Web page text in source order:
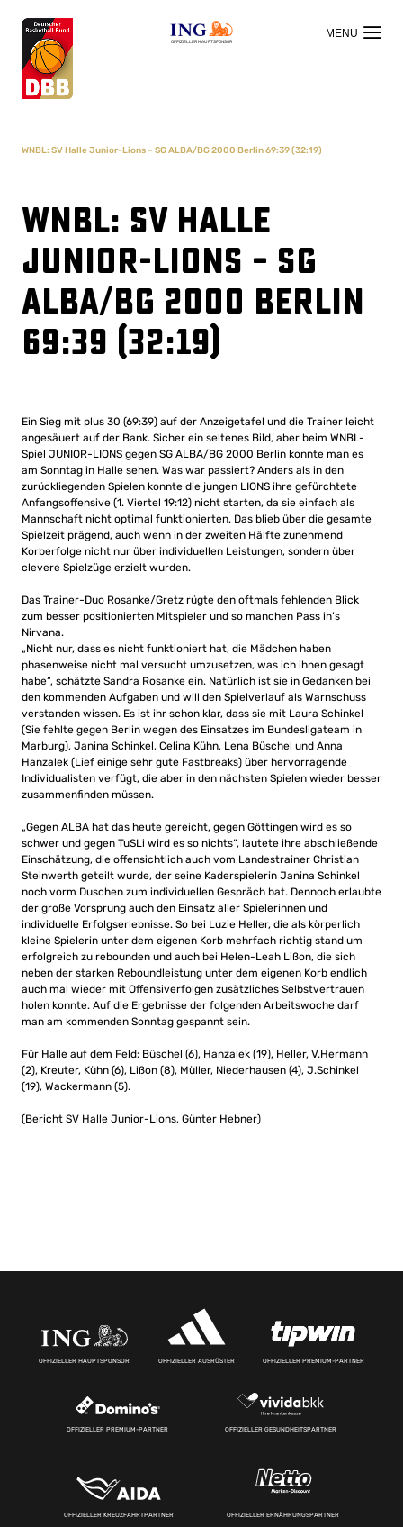
OFFIZIELLER HAUPTSPONSOR
WNBL: SV Halle Junior-Lions – SG ALBA/BG 2000 Berlin 69:39 (32:19)
WNBL: SV Halle
Junior-Lions – SG
ALBA/BG 2000 Berlin
69:39 (32:19)
Ein Sieg mit plus 30 (69:39) auf der Anzeigetafel und die Trainer leicht
angesäuert auf der Bank. Sicher ein seltenes Bild, aber beim WNBL-
Spiel JUNIOR-LIONS gegen SG ALBA/BG 2000 Berlin konnte man es
am Sonntag in Halle sehen. Was war passiert? Anders als in den
zurückliegenden Spielen konnte die jungen LIONS ihre gefürchtete
Anfangsoffensive (1. Viertel 19:12) nicht starten, da sie einfach als
Mannschaft nicht optimal funktionierten. Das blieb über die gesamte
Spielzeit prägend, auch wenn in der zweiten Hälfte zunehmend
Korberfolge nicht nur über individuellen Leistungen, sondern über
clevere Spielzüge erzielt wurden.
Das Trainer-Duo Rosanke/Gretz rügte den oftmals fehlenden Blick
zum besser positionierten Mitspieler und so manchen Pass in’s
Nirvana.
„Nicht nur, dass es nicht funktioniert hat, die Mädchen haben
phasenweise nicht mal versucht umzusetzen, was ich ihnen gesagt
habe“, schätzte Sandra Rosanke ein. Natürlich ist sie in Gedanken bei
den kommenden Aufgaben und will den Spielverlauf als Warnschuss
verstanden wissen. Es ist ihr schon klar, dass sie mit Laura Schinkel
(Sie fehlte gegen Berlin wegen des Einsatzes im Bundesligateam in
Marburg), Janina Schinkel, Celina Kühn, Lena Büschel und Anna
Hanzalek (Lief einige sehr gute Fastbreaks) über hervorragende
Individualisten verfügt, die aber in den nächsten Spielen wieder besser
zusammenfinden müssen.
„Gegen ALBA hat das heute gereicht, gegen Göttingen wird es so
schwer und gegen TuSLi wird es so nichts“, lautete ihre abschließende
Einschätzung, die offensichtlich auch vom Landestrainer Christian
Steinwerth geteilt wurde, der seine Kaderspielerin Janina Schinkel
noch vorm Duschen zum individuellen Gespräch bat. Dennoch erlaubte
der große Vorsprung auch den Einsatz aller Spielerinnen und
individuelle Erfolgserlebnisse. So bei Luzie Heller, die als körperlich
kleine Spielerin unter dem eigenen Korb mehrfach richtig stand um
erfolgreich zu rebounden und auch bei Helen-Leah Lißon, die sich
neben der starken Reboundleistung unter dem eigenen Korb endlich
auch mal wieder mit Offensiverfolgen zusätzliches Selbstvertrauen
holen konnte. Auf die Ergebnisse der folgenden Arbeitswoche darf
man am kommenden Sonntag gespannt sein.
Für Halle auf dem Feld: Büschel (6), Hanzalek (19), Heller, V.Hermann
(2), Kreuter, Kühn (6), Lißon (8), Müller, Niederhausen (4), J.Schinkel
(19), Wackermann (5).
(Bericht SV Halle Junior-Lions, Günter Hebner)
OFFIZIELLER HAUPTSPONSOR OFFIZIELLER AUSRÜSTER OFFIZIELLER PREMIUM-PARTNER
OFFIZIELLER PREMIUM-PARTNER OFFIZIELLER GESUNDHEITSPARTNER
OFFIZIELLER KREUZFAHRTPARTNER OFFIZIELLER ERNÄHRUNGSPARTNER